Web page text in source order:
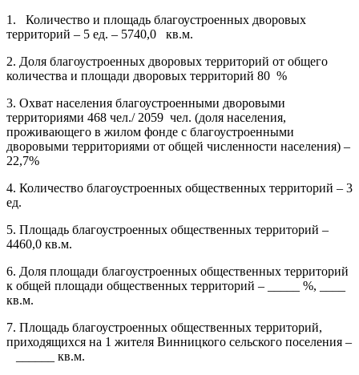
1. Количество и площадь благоустроенных дворовых
территорий – 5 ед. – 5740,0 кв.м.
2. Доля благоустроенных дворовых территорий от общего
количества и площади дворовых территорий 80 %
3. Охват населения благоустроенными дворовыми
территориями 468 чел./ 2059 чел. (доля населения,
проживающего в жилом фонде с благоустроенными
дворовыми территориями от общей численности населения) –
22,7%
4. Количество благоустроенных общественных территорий – 3
ед.
5. Площадь благоустроенных общественных территорий –
4460,0 кв.м.
6. Доля площади благоустроенных общественных территорий
к общей площади общественных территорий – _____ %, ____
кв.м.
7. Площадь благоустроенных общественных территорий,
приходящихся на 1 жителя Винницкого сельского поселения –
______ кв.м.